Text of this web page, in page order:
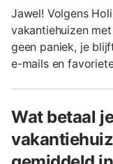
Jawel! Volgens
vakantiehuizen
geen paniek, je
e-mails en
Wat betaal